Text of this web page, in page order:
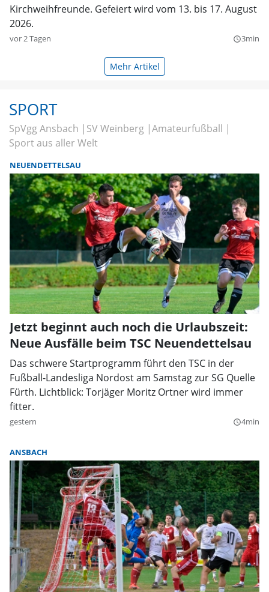
Kirchweihfreunde. Gefeiert wird vom 13. bis 17. August
2026.
vor 2 Tagen query_builder3min
Mehr Artikel
SPORT
SpVgg Ansbach SV Weinberg Amateurfußball
Sport aus aller Welt
NEUENDETTELSAU
Jetzt beginnt auch noch die Urlaubszeit:
Neue Ausfälle beim TSC Neuendettelsau
Das schwere Startprogramm führt den TSC in der
Fußball-Landesliga Nordost am Samstag zur SG Quelle
Fürth. Lichtblick: Torjäger Moritz Ortner wird immer
fitter.
gestern query_builder4min
ANSBACH